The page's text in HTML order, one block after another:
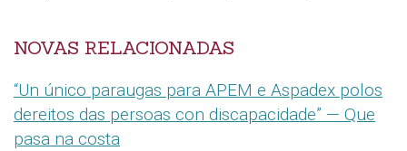
NOVAS RELACIONADAS
“Un único paraugas para APEM e Aspadex polos
dereitos das persoas con discapacidade” — Que
pasa na costa